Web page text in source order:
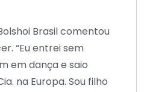
Brasil comentou
“Eu entrei sem
em dança e saio
na Europa. Sou filho